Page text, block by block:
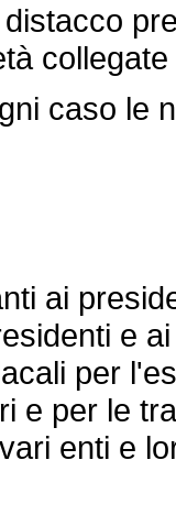
caso le
ai
e
per
e per le
enti e